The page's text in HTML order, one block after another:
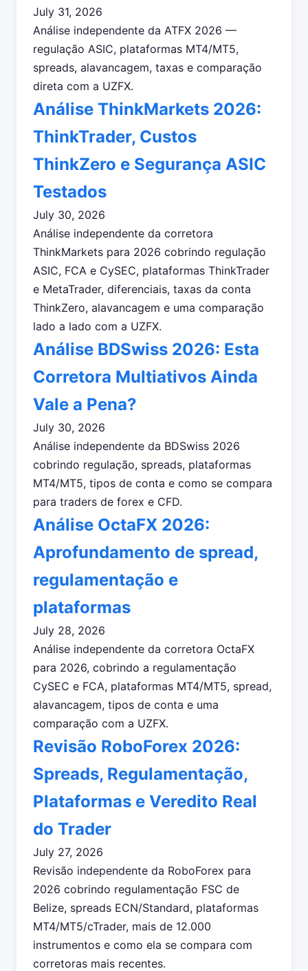
July 31, 2026
Análise independente da ATFX 2026 —
regulação ASIC, plataformas MT4/MT5,
spreads, alavancagem, taxas e comparação
direta com a UZFX.
Análise ThinkMarkets 2026:
ThinkTrader, Custos
ThinkZero e Segurança ASIC
Testados
July 30, 2026
Análise independente da corretora
ThinkMarkets para 2026 cobrindo regulação
ASIC, FCA e CySEC, plataformas ThinkTrader
e MetaTrader, diferenciais, taxas da conta
ThinkZero, alavancagem e uma comparação
lado a lado com a UZFX.
Análise BDSwiss 2026: Esta
Corretora Multiativos Ainda
Vale a Pena?
July 30, 2026
Análise independente da BDSwiss 2026
cobrindo regulação, spreads, plataformas
MT4/MT5, tipos de conta e como se compara
para traders de forex e CFD.
Análise OctaFX 2026:
Aprofundamento de spread,
regulamentação e
plataformas
July 28, 2026
Análise independente da corretora OctaFX
para 2026, cobrindo a regulamentação
CySEC e FCA, plataformas MT4/MT5, spread,
alavancagem, tipos de conta e uma
comparação com a UZFX.
Revisão RoboForex 2026:
Spreads, Regulamentação,
Plataformas e Veredito Real
do Trader
July 27, 2026
Revisão independente da RoboForex para
2026 cobrindo regulamentação FSC de
Belize, spreads ECN/Standard, plataformas
MT4/MT5/cTrader, mais de 12.000
instrumentos e como ela se compara com
corretoras mais recentes.